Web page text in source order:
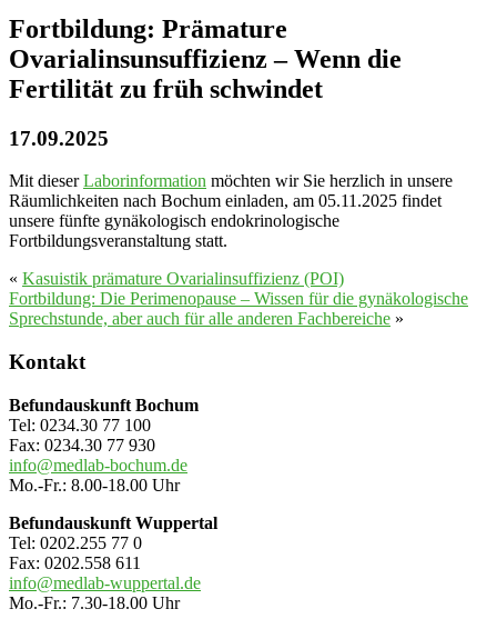
Fortbildung: Prämature
Ovarialinsunsuffizienz – Wenn die
Fertilität zu früh schwindet
17.09.2025
Mit dieserLaborinformation möchten wir Sie herzlich in unsere
Räumlichkeiten nach Bochum einladen, am 05.11.2025 findet
unsere fünfte gynäkologisch endokrinologische
Fortbildungsveranstaltung statt.
« Kasuistik prämature Ovarialinsuffizienz (POI)
Fortbildung: Die Perimenopause – Wissen für die gynäkologische
Sprechstunde, aber auch für alle anderen Fachbereiche »
Seitenspalte
Kontakt
Befundauskunft Bochum
Tel: 0234.30 77 100
Fax: 0234.30 77 930
info@medlab-bochum.de
Mo.-Fr.: 8.00-18.00 Uhr
Befundauskunft Wuppertal
Tel: 0202.255 77 0
Fax: 0202.558 611
info@medlab-wuppertal.de
Mo.-Fr.: 7.30-18.00 Uhr